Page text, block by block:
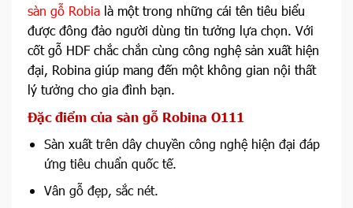
sàn gỗ Robia là một trong những cái tên tiêu biểu
được đông đảo người dùng tin tưởng lựa chọn. Với
cốt gỗ HDF chắc chắn cùng công nghệ sản xuất hiện
đại, Robina giúp mang đến một không gian nội thất
lý tưởng cho gia đình bạn.
Đặc điểm của sàn gỗ Robina O111
Sàn xuất trên dây chuyền công nghệ hiện đại đáp
ứng tiêu chuẩn quốc tế.
Vân gỗ đẹp, sắc nét.